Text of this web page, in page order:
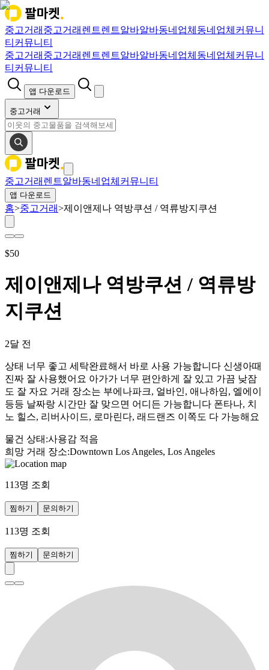
중고거래 중고거래 렌트렌트알바알바동네업체 동네업체 커뮤니
티 커뮤니티
중고거래 중고거래 렌트렌트알바알바동네업체 동네업체 커뮤니
티 커뮤니티
앱 다운로드
중고거래
중고거래 렌트알바동네업체 커뮤니티
앱 다운로드
홈>중고거래>제이앤제나 역방쿠션 / 역류방지쿠션
$50
제이앤제나 역방쿠션 / 역류방
지쿠션
2달 전
상태 너무 좋고 세탁완료해서 바로 사용 가능합니다 신생아때
진짜 잘 사용했어요 아가가 너무 편안하게 잘 있고 가끔 낮잠
도 잘 자요 거래 장소는 부에나파크, 얼바인, 애나하임, 엘에이
등등 날짜랑 시간만 잘 맞으면 어디든 가능합니다 폰타나, 치
노 힐스, 리버사이드, 로마린다, 래드랜즈 이쪽도 다 가능해요
물건 상태 :사용감 적음
희망 거래 장소:Downtown Los Angeles, Los Angeles
113명 조회
찜하기 문의하기
113명 조회
찜하기 문의하기